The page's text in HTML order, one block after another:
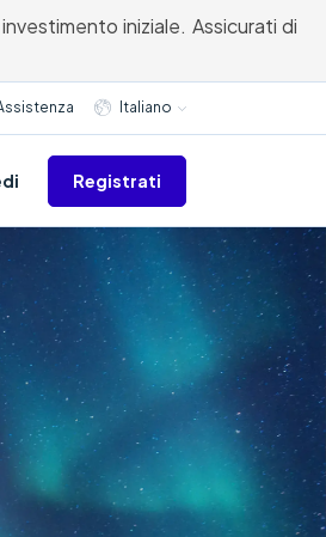
iniziale. Assicurati di
Italiano
Registrati